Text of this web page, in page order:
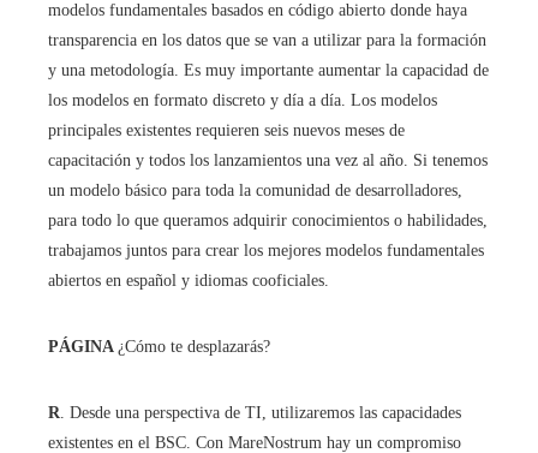
modelos fundamentales basados ​​en código abierto donde haya
transparencia en los datos que se van a utilizar para la formación
y una metodología. Es muy importante aumentar la capacidad de
los modelos en formato discreto y día a día. Los modelos
principales existentes requieren seis nuevos meses de
capacitación y todos los lanzamientos una vez al año. Si tenemos
un modelo básico para toda la comunidad de desarrolladores,
para todo lo que queramos adquirir conocimientos o habilidades,
trabajamos juntos para crear los mejores modelos fundamentales
abiertos en español y idiomas cooficiales.
PÁGINA ¿Cómo te desplazarás?
R. Desde una perspectiva de TI, utilizaremos las capacidades
existentes en el BSC. Con MareNostrum hay un compromiso